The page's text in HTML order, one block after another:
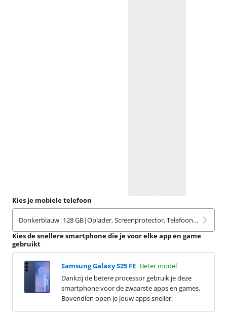
Kies je mobiele telefoon
Donkerblauw| 128 GB|
Oplader, Screenprotector, Telefoonhoesje
Kies de snellere smartphone die je voor elke app en game
gebruikt
Samsung Galaxy S25 FE Beter model
Dankzij de betere processor gebruik je deze
smartphone voor de zwaarste apps en games.
Bovendien open je jouw apps sneller.